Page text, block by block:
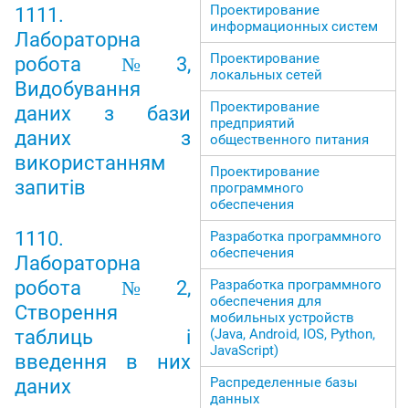
1111.
Лабораторна
робота №3,
Видобування
даних з бази
даних з
використанням
запитів
1110.
Лабораторна
робота №2,
Створення
таблиць і
введення в них
даних
Проектирование
информационных систем
Проектирование
локальных сетей
Проектирование
предприятий
общественного питания
Проектирование
программного
обеспечения
Разработка программного
обеспечения
Разработка программного
обеспечения для
мобильных устройств
(Java, Android, IOS, Python,
JavaScript)
Распределенные базы
данных